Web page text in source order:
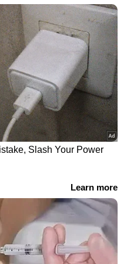
കഴിഞ്ഞ ദിവസം
പ്രഖ്യാപനം
എഐ അടിസ്ഥാന
ആഗോള